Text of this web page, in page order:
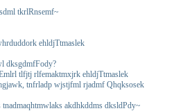
tkrlRnsemf~
ehldjTtmaslek
dksgdmfFody?
tlfjtj rlfemaktmxjrk ehldjTtmaslek
tnfrladp wjstjfml rjadmf Qhqksosek
akdhkddms dksldPdy~